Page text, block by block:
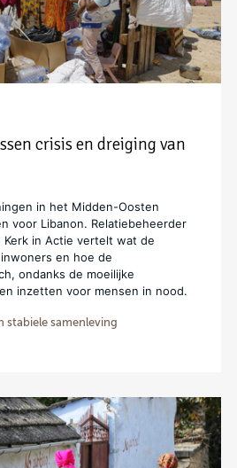
crisis en dreiging van
in het Midden-Oosten
voor Libanon. Relatiebeheerder
Kerk in Actie vertelt wat de
en hoe de
ondanks de moeilijke
inzetten voor mensen in nood.
stabiele samenleving